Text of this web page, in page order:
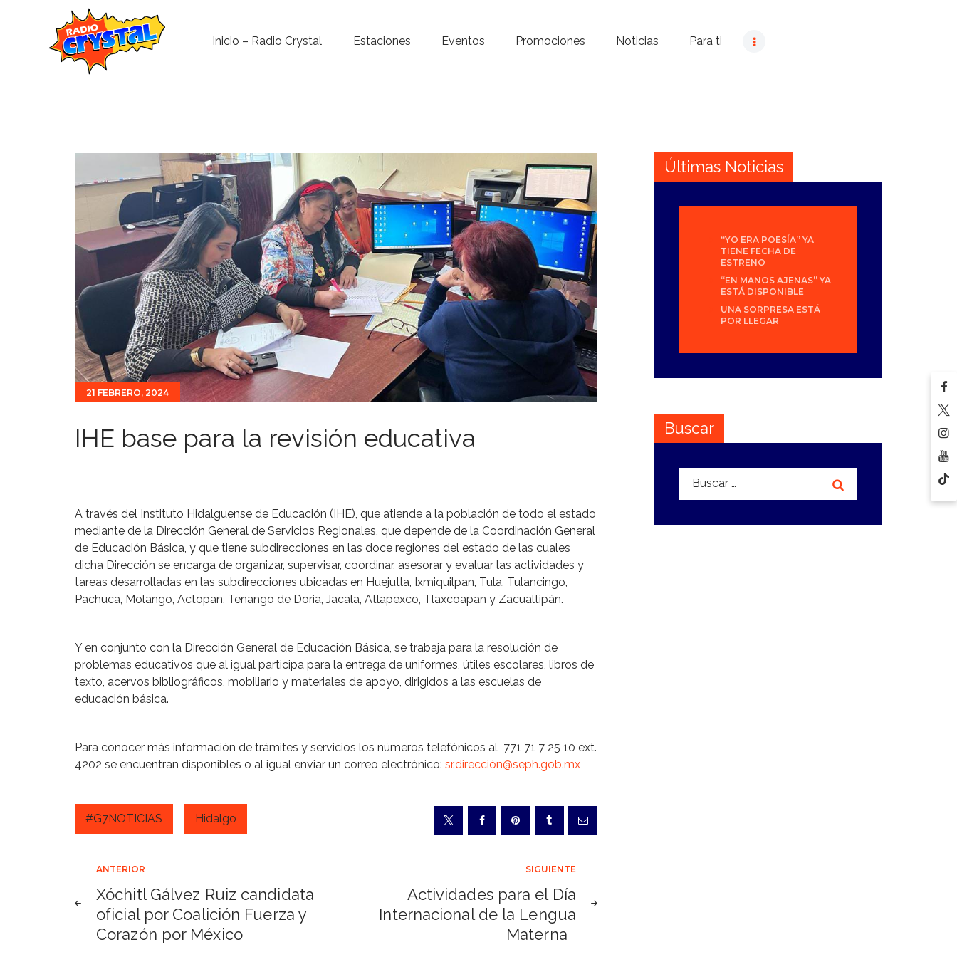
Inicio – Radio Crystal Estaciones Eventos Promociones Noticias Para ti
Noticias
Para ti
Contacto
21 FEBRERO, 2024
IHE base para la revisión educativa
A través del Instituto Hidalguense de Educación (IHE), que atiende a la población de todo el estado
mediante de la Dirección General de Servicios Regionales, que depende de la Coordinación General
de Educación Básica, y que tiene subdirecciones en las doce regiones del estado de las cuales
dicha Dirección se encarga de organizar, supervisar, coordinar, asesorar y evaluar las actividades y
tareas desarrolladas en las subdirecciones ubicadas en Huejutla, Ixmiquilpan, Tula, Tulancingo,
Pachuca, Molango, Actopan, Tenango de Doria, Jacala, Atlapexco, Tlaxcoapan y Zacualtipán.
Y en conjunto con la Dirección General de Educación Básica, se trabaja para la resolución de
problemas educativos que al igual participa para la entrega de uniformes, útiles escolares, libros de
texto, acervos bibliográficos, mobiliario y materiales de apoyo, dirigidos a las escuelas de
educación básica.
Para conocer más información de trámites y servicios los números telefónicos al 771 71 7 25 10 ext.
4202 se encuentran disponibles o al igual enviar un correo electrónico: sr.dirección@seph.gob.mx
#G7NOTICIAS Hidalgo
Navegación
de
entradas
ANTERIOR
Xóchitl Gálvez Ruiz candidata
oficial por Coalición Fuerza y
Corazón por México
SIGUIENTE
Actividades para el Día
Internacional de la Lengua
Materna
Últimas Noticias
“YO ERA POESÍA” YA
TIENE FECHA DE
ESTRENO
“EN MANOS AJENAS” YA
ESTÁ DISPONIBLE
UNA SORPRESA ESTÁ
POR LLEGAR
Buscar
Buscar: